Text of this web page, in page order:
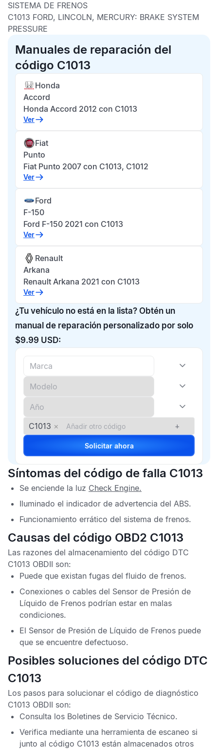
SISTEMA DE FRENOS
C1013 FORD, LINCOLN, MERCURY: BRAKE SYSTEM
PRESSURE
Manuales de reparación del
código C1013
Honda
Accord
Honda Accord 2012 con C1013
Ver
Fiat
Punto
Fiat Punto 2007 con C1013, C1012
Ver
Ford
F-150
Ford F-150 2021 con C1013
Ver
Renault
Arkana
Renault Arkana 2021 con C1013
Ver
¿Tu vehículo no está en la lista? Obtén un
manual de reparación personalizado por solo
$9.99 USD:
C1013 × +
Solicitar ahora
Síntomas del código de falla C1013
Se enciende la luz Check Engine.
Iluminado el indicador de advertencia del ABS.
Funcionamiento errático del sistema de frenos.
Causas del código OBD2 C1013
Las razones del almacenamiento del código DTC
C1013 OBDII son:
Puede que existan fugas del fluido de frenos.
Conexiones o cables del Sensor de Presión de
Líquido de Frenos podrían estar en malas
condiciones.
El Sensor de Presión de Líquido de Frenos puede
que se encuentre defectuoso.
Posibles soluciones del código DTC
C1013
Los pasos para solucionar el código de diagnóstico
C1013 OBDII son:
Consulta los Boletines de Servicio Técnico.
Verifica mediante una herramienta de escaneo si
junto al código C1013 están almacenados otros